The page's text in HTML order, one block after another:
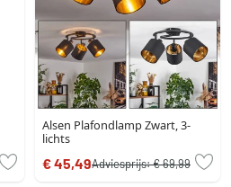
Alsen Plafondlamp Zwart, 3-
lichts
€ 45,49Adviesprijs:€ 69,99